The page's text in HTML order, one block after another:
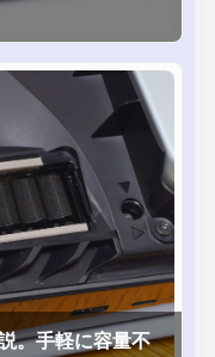
。手軽に容量不